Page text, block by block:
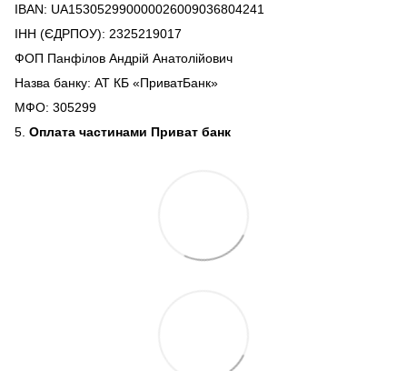
IBAN: UA153052990000026009036804241
ІНН (ЄДРПОУ): 2325219017
ФОП Панфілов Андрій Анатолійович
Назва банку: АТ КБ «ПриватБанк»
МФО: 305299
5. Оплата частинами Приват банк